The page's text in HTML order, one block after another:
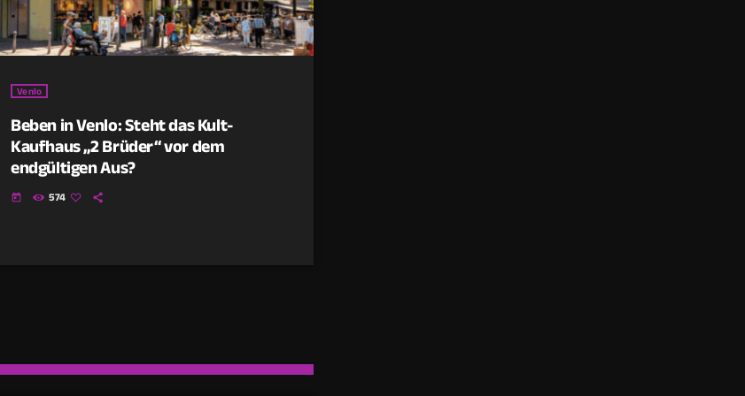
Venlo
Beben in Venlo: Steht das Kult-
Kaufhaus „2 Brüder“ vor dem
endgültigen Aus?
today 574